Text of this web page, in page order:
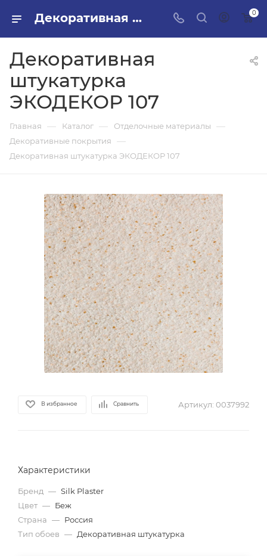
Декоративная штукатурка ЭКОДЕКОР 107 в ПИЛОН — купить стройматериалы в интернет-магазине ПИЛОН с доставкой оптом и в розницу 0
Декоративная
штукатурка
ЭКОДЕКОР 107
Главная — Каталог — Отделочные материалы —
Декоративные покрытия —
Декоративная штукатурка ЭКОДЕКОР 107
В избранное Сравнить Артикул: 0037992
Характеристики
Бренд — Silk Plaster
Цвет — Беж
Страна — Россия
Тип обоев — Декоративная штукатурка